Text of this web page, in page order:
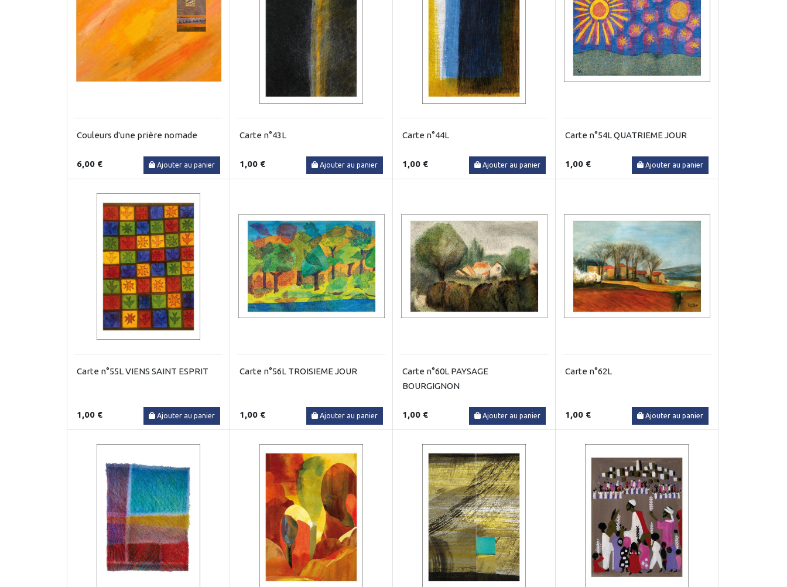
Couleurs d'une prière nomade
6,00 € Ajouter au panier
Carte n°43L
1,00 € Ajouter au panier
Carte n°44L
1,00 € Ajouter au panier
Carte n°54L QUATRIEME JOUR
1,00 € Ajouter au panier
Carte n°55L VIENS SAINT ESPRIT
1,00 € Ajouter au panier
Carte n°56L TROISIEME JOUR
1,00 € Ajouter au panier
Carte n°60L PAYSAGE
BOURGIGNON
1,00 € Ajouter au panier
Carte n°62L
1,00 € Ajouter au panier